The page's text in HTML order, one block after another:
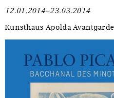
12.01.2014–23.03.2014
Kunsthaus Apolda Avantgarde
Stellenangebote
UKRAINE-Förderlinie